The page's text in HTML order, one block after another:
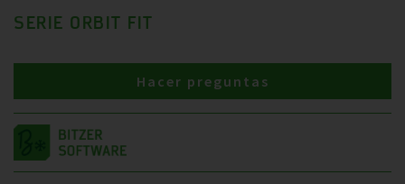
SERIE ORBIT FIT
Hacer preguntas